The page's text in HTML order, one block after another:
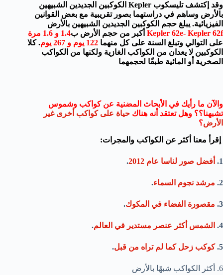
وقد إكتشف تليسكوب Kepler الكوكبين الجديدين الشبيهين
بالأرض وساهم في دراستهما بصور تقريبية مع بعض القوانين
الفيزيائية. يبلغ حجم الكوكبين الجديدين الشبيهين بالأرض
Kepler 62e- Kepler 62f أكبر من حجم الأرض ب1.4 و 1.6 مرة
على التوالي وتبلغ السنة على كل منهما
. كلا
الكوكبين لا يعدان من الكواكب الغازية ولكنها من الكواكب
الصخرية أو المائية طبقًا لحجمهما
والآن ما رأيك في الأبحاث المضنية عن كواكب وشموس
تشبهنا؟؟ وهل تعتقد أنه هناك حياة على كواكب أخرى غير
الأرض؟
إقرأ معنا أكثر عن الكواكب والمجرات:
1. أفضل صور لناسا عام 2012 .
2. مرشد نجوم السماء.
3. مقصورة الفضاء في المكوك.
4. الشمس أكثر عنصر مستدير في العالم.
5. كوكب زحل كما لم تراه من قبل.
6. أكثر الكواكب شبهًا بالأرض